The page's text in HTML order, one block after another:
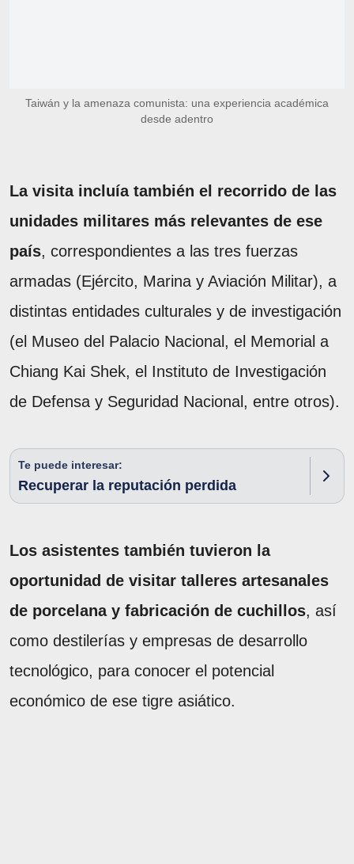
Taiwán y la amenaza comunista: una experiencia académica
desde adentro
La visita incluía también el recorrido de las
unidades militares más relevantes de ese
país, correspondientes a las tres fuerzas
armadas (Ejército, Marina y Aviación Militar), a
distintas entidades culturales y de investigación
(el Museo del Palacio Nacional, el Memorial a
Chiang Kai Shek, el Instituto de Investigación
de Defensa y Seguridad Nacional, entre otros).
Te puede interesar:
Recuperar la reputación perdida
Los asistentes también tuvieron la
oportunidad de visitar talleres artesanales
de porcelana y fabricación de cuchillos, así
como destilerías y empresas de desarrollo
tecnológico, para conocer el potencial
económico de ese tigre asiático.